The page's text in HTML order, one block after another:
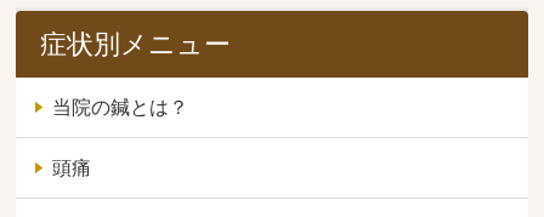
症状別メニュー
当院の鍼とは？
頭痛